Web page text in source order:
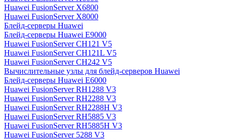
Huawei FusionServer X6800
Huawei FusionServer X8000
Блейд-серверы Huawei
Блейд-серверы Huawei E9000
Huawei FusionServer CH121 V5
Huawei FusionServer CH121L V5
Huawei FusionServer CH242 V5
Вычислительные узлы для блейд-серверов Huawei
Блейд-серверы Huawei E6000
Huawei FusionServer RH1288 V3
Huawei FusionServer RH2288 V3
Huawei FusionServer RH2288H V3
Huawei FusionServer RH5885 V3
Huawei FusionServer RH5885H V3
Huawei FusionServer 5288 V3